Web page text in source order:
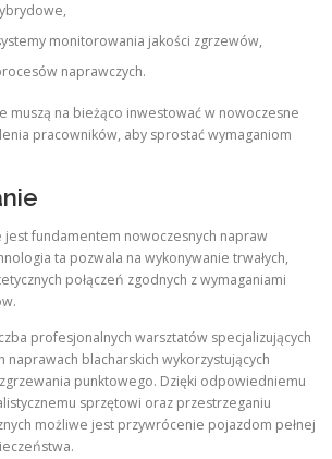
monitorowania jakości zgrzewów,
naprawczych.
muszą na bieżąco inwestować w nowoczesne
pracowników, aby sprostać wymaganiom
fundamentem nowoczesnych napraw
ta pozwala na wykonywanie trwałych,
połączeń zgodnych z wymaganiami
profesjonalnych warsztatów specjalizujących
naprawach blacharskich wykorzystujących
punktowego. Dzięki odpowiedniemu
sprzętowi oraz przestrzeganiu
możliwe jest przywrócenie pojazdom pełnej